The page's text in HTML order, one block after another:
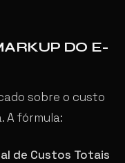
DO E-
sobre o custo
A fórmula:
de Custos Totais